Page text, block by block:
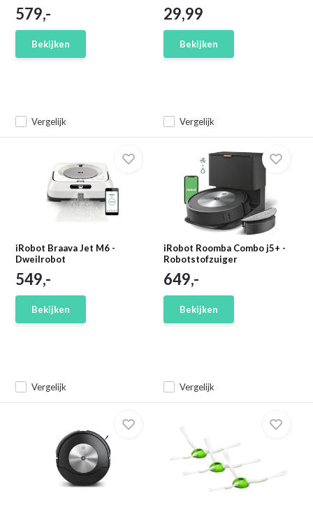
Vergelijk
579,-
Bekijken
Vergelijk
29,99
Bekijken
iRobot Braava Jet M6 -
Dweilrobot
Vergelijk
549,-
Bekijken
iRobot Roomba Combo j5+ -
Robotstofzuiger
Vergelijk
649,-
Bekijken